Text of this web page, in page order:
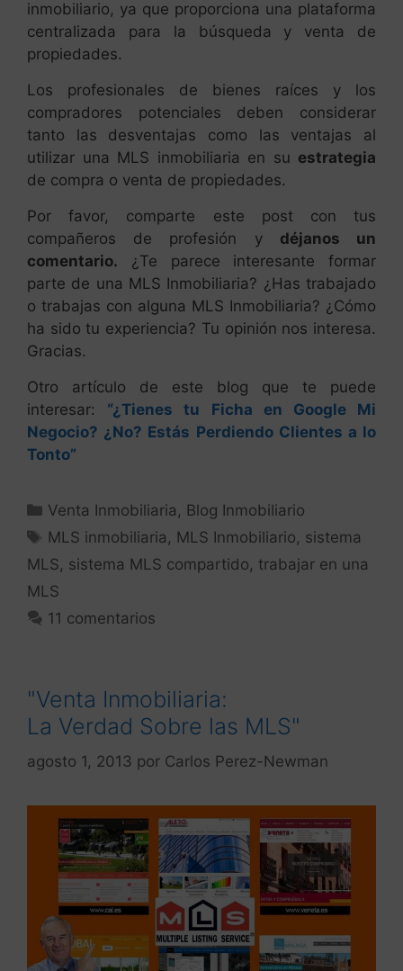
inmobiliario, ya que proporciona una plataforma
centralizada para la búsqueda y venta de
propiedades.
Los profesionales de bienes raíces y los
compradores potenciales deben considerar
tanto las desventajas como las ventajas al
utilizar una MLS inmobiliaria en su estrategia
de compra o venta de propiedades.
Por favor, comparte este post con tus
compañeros de profesión y déjanos un
comentario. ¿Te parece interesante formar
parte de una MLS Inmobiliaria? ¿Has trabajado
o trabajas con alguna MLS Inmobiliaria? ¿Cómo
ha sido tu experiencia? Tu opinión nos interesa.
Gracias.
Otro artículo de este blog que te puede
interesar: “¿Tienes tu Ficha en Google Mi
Negocio? ¿No? Estás Perdiendo Clientes a lo
Tonto”
Venta Inmobiliaria , Blog Inmobiliario
MLS inmobiliaria , MLS Inmobiliario, sistema
MLS, sistema MLS compartido, trabajar en una
MLS
11 comentarios
"Venta Inmobiliaria:
La Verdad Sobre las MLS"
agosto 1, 2013 por Carlos Perez-Newman